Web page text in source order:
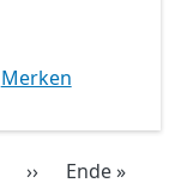
Merken
››Nächste Seite
Ende »